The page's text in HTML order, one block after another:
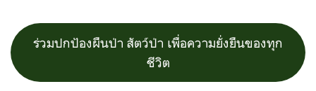
ร่วมปกป้องผืนป่า สัตว์ป่า เพื่อความยั่งยืนของทุก
ชีวิต